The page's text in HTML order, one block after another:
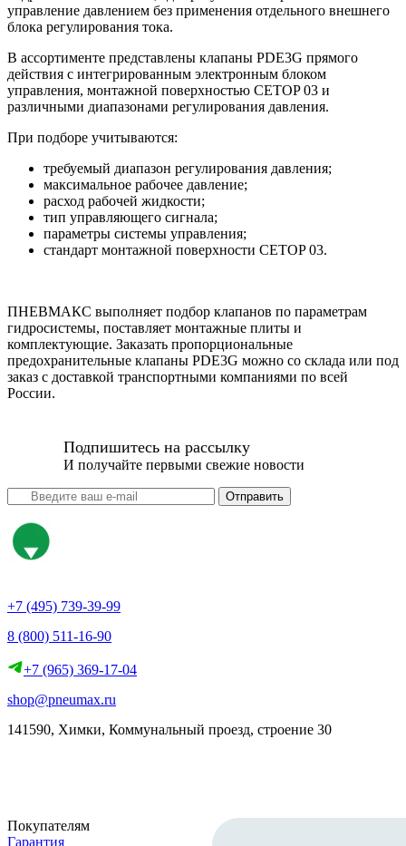
управление давлением без применения отдельного внешнего
блока регулирования тока.
В ассортименте представлены клапаны PDE3G прямого
действия с интегрированным электронным блоком
управления, монтажной поверхностью CETOP 03 и
различными диапазонами регулирования давления.
При подборе учитываются:
требуемый диапазон регулирования давления;
максимальное рабочее давление;
расход рабочей жидкости;
тип управляющего сигнала;
параметры системы управления;
стандарт монтажной поверхности CETOP 03.
ПНЕВМАКС выполняет подбор клапанов по параметрам
гидросистемы, поставляет монтажные плиты и
комплектующие. Заказать пропорциональные
предохранительные клапаны PDE3G можно со склада или под
заказ с доставкой транспортными компаниями по всей
России.
Подпишитесь на рассылку
И получайте первыми свежие новости
Отправить
+7 (495) 739-39-99
8 (800) 511-16-90
+7 (965) 369-17-04
shop@pneumax.ru
141590, Химки, Коммунальный проезд, строение 30
Покупателям
Гарантия